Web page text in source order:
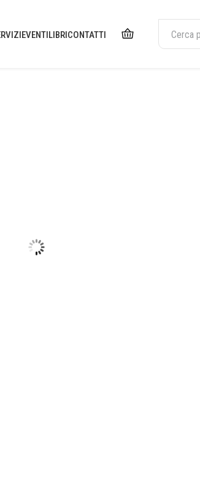
EVENTILIBRICONTATTI